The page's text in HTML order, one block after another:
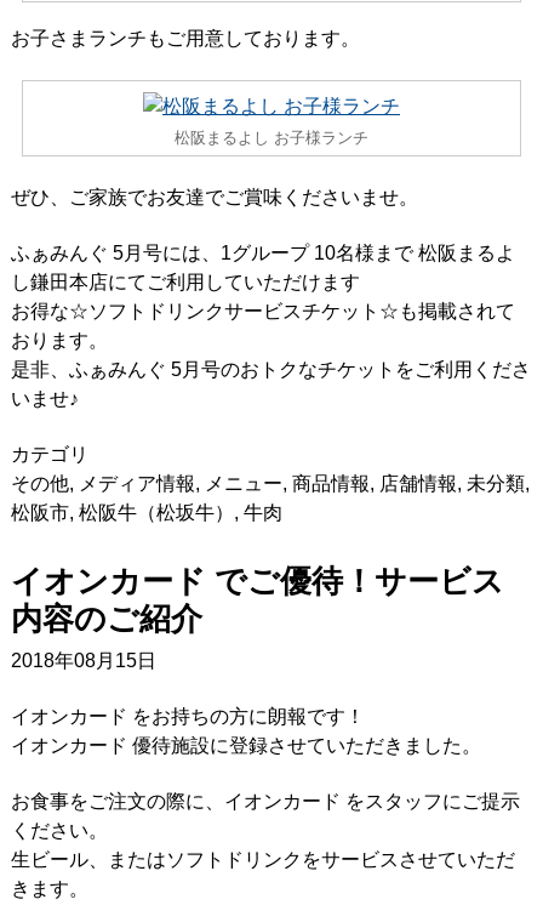
お子さまランチもご用意しております。
松阪まるよし お子様ランチ
ぜひ、ご家族でお友達でご賞味くださいませ。
ふぁみんぐ 5月号には、1グループ 10名様まで 松阪まるよ
し鎌田本店にてご利用していただけます
お得な☆ソフトドリンクサービスチケット☆も掲載されて
おります。
是非、ふぁみんぐ 5月号のおトクなチケットをご利用くださ
いませ♪
カテゴリ
その他, メディア情報, メニュー, 商品情報, 店舗情報, 未分類,
松阪市, 松阪牛（松坂牛） , 牛肉
イオンカード でご優待！サービス
内容のご紹介
2018年08月15日
イオンカード をお持ちの方に朗報です！
イオンカード 優待施設に登録させていただきました。
お食事をご注文の際に、イオンカード をスタッフにご提示
ください。
生ビール、またはソフトドリンクをサービスさせていただ
きます。